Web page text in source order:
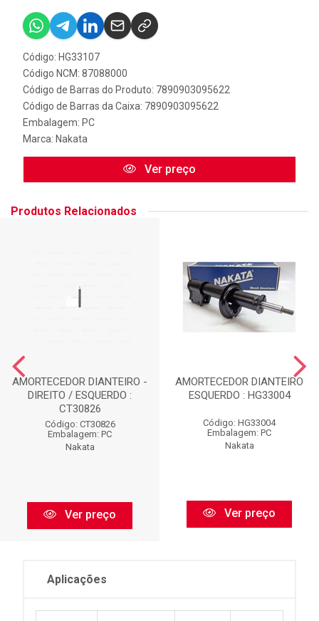
Código: HG33107
Código NCM: 87088000
Código de Barras do Produto: 7890903095622
Código de Barras da Caixa: 7890903095622
Embalagem: PC
Marca: Nakata
Ver preço
Produtos Relacionados
AMORTECEDOR DIANTEIRO -
DIREITO / ESQUERDO :
CT30826
Código: CT30826
Embalagem: PC
Nakata
Ver preço
AMORTECEDOR DIANTEIRO
ESQUERDO : HG33004
Código: HG33004
Embalagem: PC
Nakata
Ver preço
Aplicações